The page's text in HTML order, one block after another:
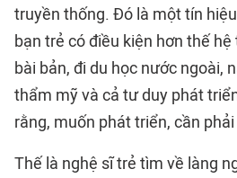
truyền thống. Đó là một tín
bạn trẻ có điều kiện hơn thế
bài bản, đi du học nước ngoài,
thẩm mỹ và cả tư duy phát
rằng, muốn phát triển, cần
Thế là nghệ sĩ trẻ tìm về làng